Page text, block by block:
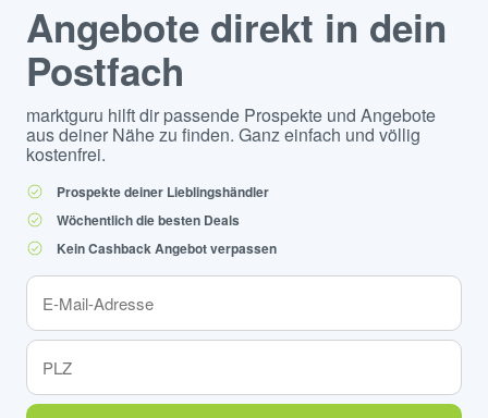
Angebote direkt in dein
Postfach
marktguru hilft dir passende Prospekte und Angebote
aus deiner Nähe zu finden. Ganz einfach und völlig
kostenfrei.
Prospekte deiner Lieblingshändler
Wöchentlich die besten Deals
Kein Cashback Angebot verpassen